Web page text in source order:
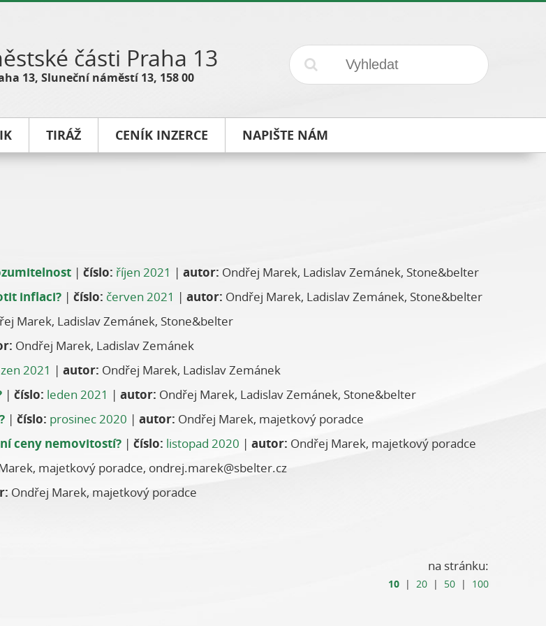
části Praha 13
13, Sluneční náměstí 13, 158 00
TIRÁŽ CENÍK INZERCE NAPIŠTE NÁM
| číslo: říjen 2021 | autor: Ondřej Marek, Ladislav Zemánek, Stone&belter
inflaci? | číslo: červen 2021 | autor: Ondřej Marek, Ladislav Zemánek, Stone&belter
Marek, Ladislav Zemánek, Stone&belter
Ondřej Marek, Ladislav Zemánek
2021 | autor: Ondřej Marek, Ladislav Zemánek
| číslo: leden 2021 | autor: Ondřej Marek, Ladislav Zemánek, Stone&belter
| číslo: prosinec 2020 | autor: Ondřej Marek, majetkový poradce
ceny nemovitostí? | číslo: listopad 2020 | autor: Ondřej Marek, majetkový poradce
majetkový poradce, ondrej.marek@sbelter.cz
Ondřej Marek, majetkový poradce
na stránku:
10| 20| 50| 100